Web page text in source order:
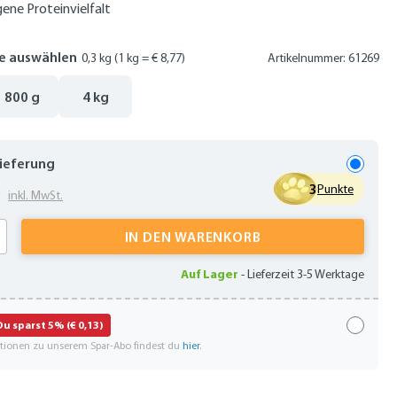
Proteinvielfalt
auswählen 0,3 kg(1 kg = € 8,77) Artikelnummer: 61269
800 g 4 kg
inkl. MwSt. 3Punkte
Anzahl: Gib den gewünschten Wert ein
IN DEN WARENKORB
Auf Lager -Lieferzeit 3-5 Werktage
sparst 5% (€ 0,13)
zu unserem Spar-Abo findest duhier.